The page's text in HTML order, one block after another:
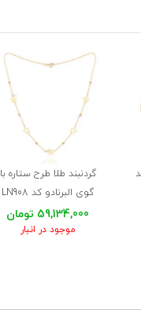
گردنبند طلا طرح ستاره با
گوی البرنادو کد LN908
59,134,000 تومان
موجود در انبار